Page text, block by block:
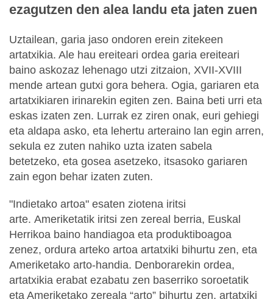
ezagutzen den alea landu eta jaten zuen
Uztailean, garia jaso ondoren erein zitekeen
artatxikia. Ale hau ereiteari ordea garia ereiteari
baino askozaz lehenago utzi zitzaion, XVII-XVIII
mende artean gutxi gora behera. Ogia, gariaren eta
artatxikiaren irinarekin egiten zen. Baina beti urri eta
eskas izaten zen. Lurrak ez ziren onak, euri gehiegi
eta aldapa asko, eta lehertu arteraino lan egin arren,
sekula ez zuten nahiko uzta izaten sabela
betetzeko, eta gosea asetzeko, itsasoko gariaren
zain egon behar izaten zuten.
"Indietako artoa" esaten ziotena iritsi
arte. Ameriketatik iritsi zen zereal berria, Euskal
Herrikoa baino handiagoa eta produktiboagoa
zenez, ordura arteko artoa artatxiki bihurtu zen, eta
Ameriketako arto-handia. Denborarekin ordea,
artatxikia erabat ezabatu zen baserriko soroetatik
eta Ameriketako zereala “arto” bihurtu zen, artatxiki